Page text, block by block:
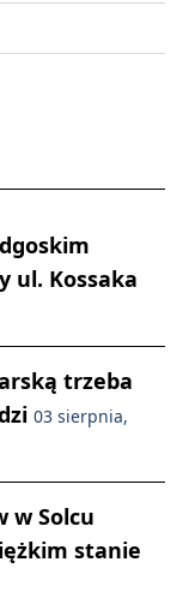
ul. Kossaka
trzeba
03 sierpnia,
w Solcu
stanie